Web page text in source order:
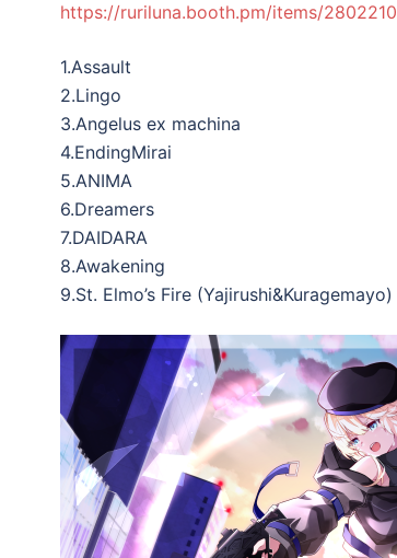
https://ruriluna.booth.pm/items/2802210
1.Assault
2.Lingo
3.Angelus ex machina
4.EndingMirai
5.ANIMA
6.Dreamers
7.DAIDARA
8.Awakening
9.St. Elmo’s Fire (Yajirushi&Kuragemayo)